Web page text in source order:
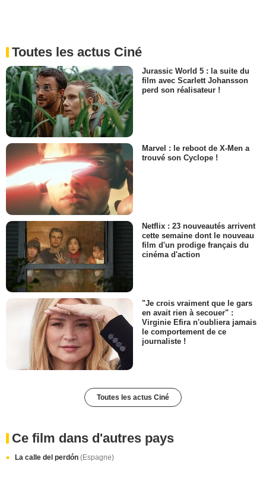
Toutes les actus Ciné
Jurassic World 5 : la suite du
film avec Scarlett Johansson
perd son réalisateur !
Marvel : le reboot de X-Men a
trouvé son Cyclope !
Netflix : 23 nouveautés arrivent
cette semaine dont le nouveau
film d'un prodige français du
cinéma d'action
"Je crois vraiment que le gars
en avait rien à secouer" :
Virginie Efira n'oubliera jamais
le comportement de ce
journaliste !
Toutes les actus Ciné
Ce film dans d'autres pays
La calle del perdón (Espagne)